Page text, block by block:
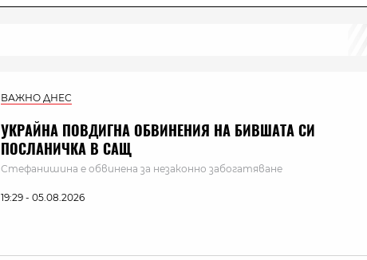
ВАЖНО ДНЕС
УКРАЙНА ПОВДИГНА ОБВИНЕНИЯ НА БИВШАТА СИ
ПОСЛАНИЧКА В САЩ
Стефанишина е обвинена за незаконно забогатяване
19:29 - 05.08.2026